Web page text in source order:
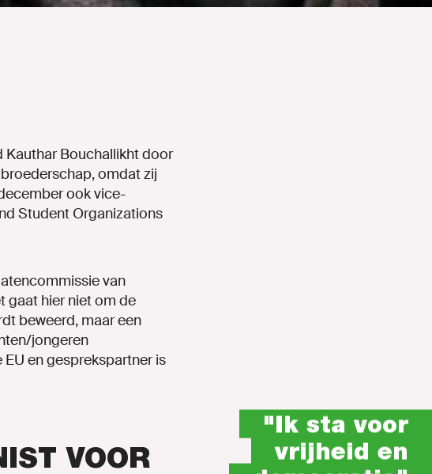
Bouchallikht door
omdat zij
ook vice-
Student Organizations
van
gaat hier niet om de
beweerd, maar een
jongeren
en gesprekspartner is
VOOR
"Ik sta voor
vrijheid en